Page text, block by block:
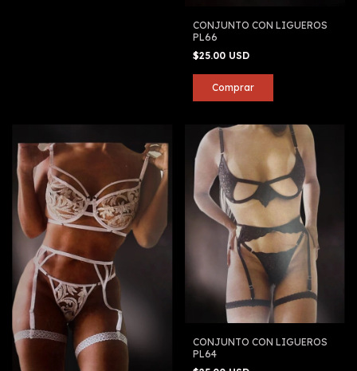
CONJUNTO CON LIGUEROS
PL66
$25.00 USD
CONJUNTO CON LIGUEROS
PL64